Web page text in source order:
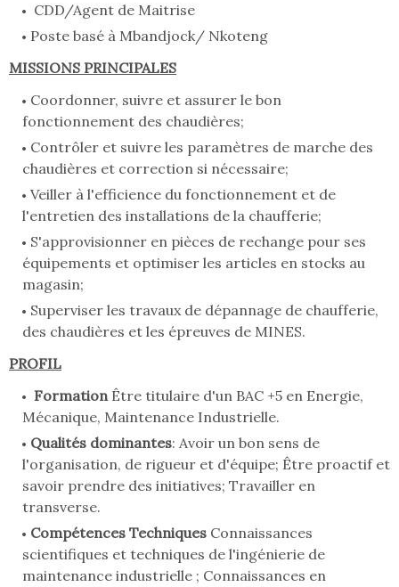
CDD/Agent de Maitrise
Poste basé à Mbandjock/ Nkoteng
MISSIONS PRINCIPALES
Coordonner, suivre et assurer le bon
fonctionnement des chaudières;
Contrôler et suivre les paramètres de marche des
chaudières et correction si nécessaire;
Veiller à l'efficience du fonctionnement et de
l'entretien des installations de la chaufferie;
S'approvisionner en pièces de rechange pour ses
équipements et optimiser les articles en stocks au
magasin;
Superviser les travaux de dépannage de chaufferie,
des chaudières et les épreuves de MINES.
PROFIL
Formation Être titulaire d'un BAC +5 en Energie,
Mécanique, Maintenance Industrielle.
Qualités dominantes: Avoir un bon sens de
l'organisation, de rigueur et d'équipe; Être proactif et
savoir prendre des initiatives; Travailler en
transverse.
Compétences Techniques Connaissances
scientifiques et techniques de l'ingénierie de
maintenance industrielle ; Connaissances en